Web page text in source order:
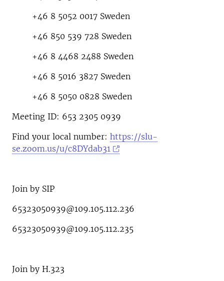
+46 8 5052 0017 Sweden
+46 850 539 728 Sweden
+46 8 4468 2488 Sweden
+46 8 5016 3827 Sweden
+46 8 5050 0828 Sweden
Meeting ID: 653 2305 0939
Find your local number: https://slu-
se.zoom.us/u/c8DYdab31
Join by SIP
65323050939@109.105.112.236
65323050939@109.105.112.235
Join by H.323